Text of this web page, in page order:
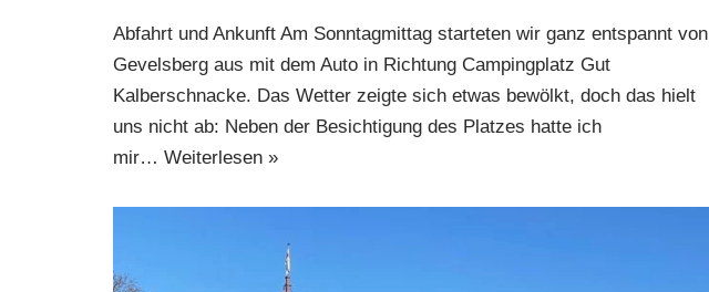
Abfahrt und Ankunft Am Sonntagmittag starteten wir ganz entspannt von
Gevelsberg aus mit dem Auto in Richtung Campingplatz Gut
Kalberschnacke. Das Wetter zeigte sich etwas bewölkt, doch das hielt
uns nicht ab: Neben der Besichtigung des Platzes hatte ich
mir… Weiterlesen »